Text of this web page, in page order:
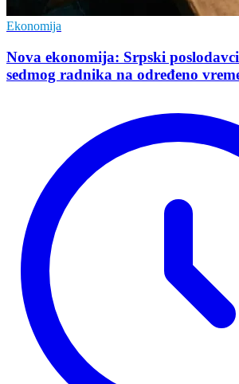
Ekonomija
Nova ekonomija: Srpski
sedmog radnika na određeno